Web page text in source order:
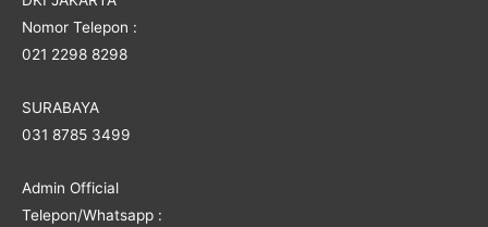
Nomor Telepon :
021 2298 8298
SURABAYA
031 8785 3499
Admin Official
Telepon/Whatsapp :